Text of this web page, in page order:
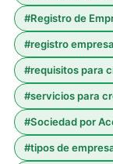
#Registro de
#registro
#requisitos para
#servicios para
#Sociedad por
#tipos de